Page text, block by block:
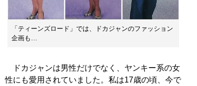
「ティーンズロード」では、ドカジャンのファッション
企画も…
ドカジャンは男性だけでなく、ヤンキー系の女
性にも愛用されていました。私は17歳の頃、今で